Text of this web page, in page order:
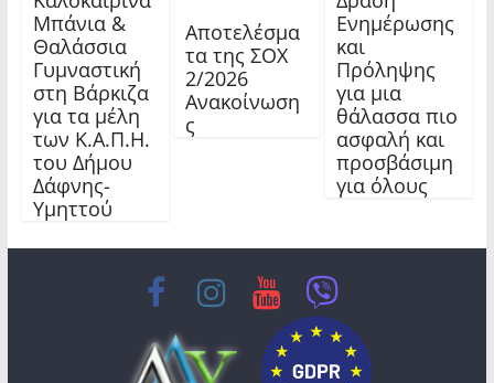
Μπάνια &
Θαλάσσια
Γυμναστική
στη Βάρκιζα
για τα μέλη
των Κ.Α.Π.Η.
του Δήμου
Δάφνης-
Υμηττού
Αποτελέσμα
τα της ΣΟΧ
2/2026
Ανακοίνωση
ς
Ενημέρωσης
και
Πρόληψης
για μια
θάλασσα πιο
ασφαλή και
προσβάσιμη
για όλους